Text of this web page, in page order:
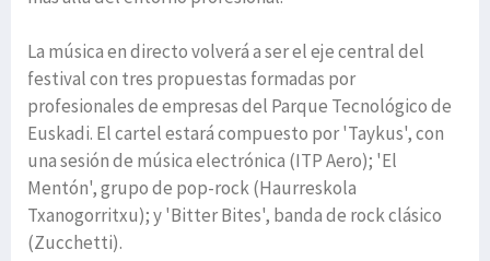
La música en directo volverá a ser el eje central del
festival con tres propuestas formadas por
profesionales de empresas del Parque Tecnológico de
Euskadi. El cartel estará compuesto por 'Taykus', con
una sesión de música electrónica (ITP Aero); 'El
Mentón', grupo de pop-rock (Haurreskola
Txanogorritxu); y 'Bitter Bites', banda de rock clásico
(Zucchetti).